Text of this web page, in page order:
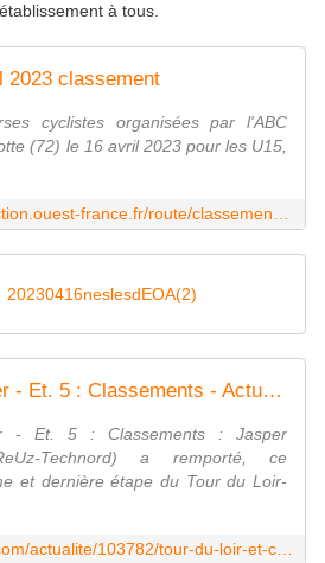
à tous.
2023 classement
cyclistes organisées par l'ABC
(72) le 16 avril 2023 pour les U15,
20230416neslesdEOA(2)
Tour du Loir-et-Cher - Et. 5 : Classements - Actualité - DirectVelo
- Et. 5 : Classements : Jasper
Technord) a remporté, ce
et dernière étape du Tour du Loir-